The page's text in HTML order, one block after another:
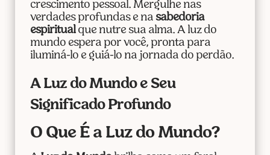
crescimento pessoal. Mergulhe nas
verdades profundas e na sabedoria
espiritualque nutre sua alma. A luz do
mundo espera por você, pronta para
iluminá-lo e guiá-lo na jornada do perdão.
A Luz do Mundo e Seu
Significado Profundo
O Que É a Luz do Mundo?